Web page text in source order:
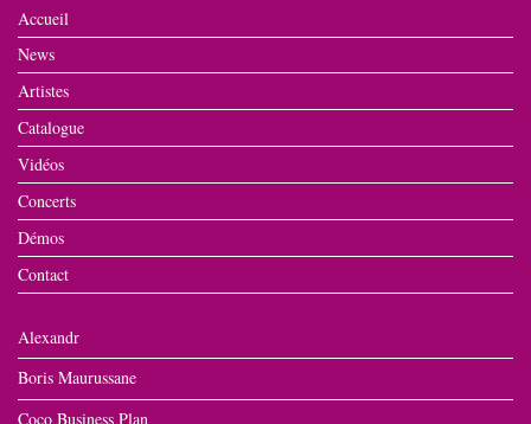
Accueil
News
Artistes
Catalogue
Vidéos
Concerts
Démos
Contact
Alexandr
Boris Maurussane
Coco Business Plan